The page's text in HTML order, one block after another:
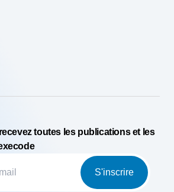
toutes les publications et les
S'inscrire